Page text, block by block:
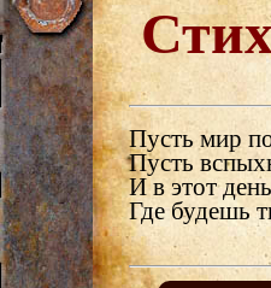
Пусть мир
Пусть
И в этот
Где будешь